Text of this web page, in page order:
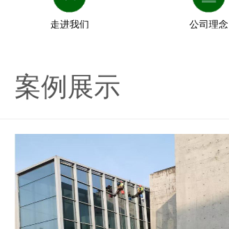
走进我们 公司理念
案例展示